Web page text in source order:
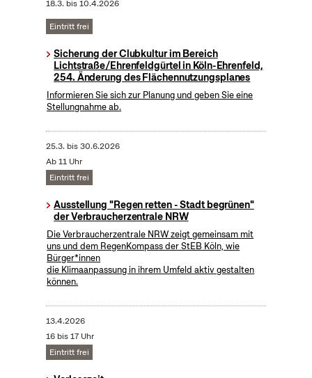
18.3. bis10.4.2026
Eintritt frei
Sicherung der Clubkultur im Bereich
Lichtstraße/Ehrenfeldgürtel in Köln-Ehrenfeld,
254. Änderung des Flächennutzungsplanes
Informieren Sie sich zur Planung und geben Sie eine
Stellungnahme ab.
25.3. bis30.6.2026
Ab 11 Uhr
Eintritt frei
Ausstellung "Regen retten - Stadt begrünen"
der Verbraucherzentrale NRW
Die Verbraucherzentrale NRW zeigt gemeinsam mit
uns und dem RegenKompass der StEB Köln, wie
Bürger*innen
die Klimaanpassung in ihrem Umfeld aktiv gestalten
können.
13.4.2026
16 bis 17 Uhr
Eintritt frei